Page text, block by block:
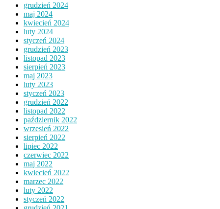
grudzień 2024
maj 2024
kwiecień 2024
luty 2024
styczeń 2024
grudzień 2023
listopad 2023
sierpień 2023
maj 2023
luty 2023
styczeń 2023
grudzień 2022
listopad 2022
październik 2022
wrzesień 2022
sierpień 2022
lipiec 2022
czerwiec 2022
maj 2022
kwiecień 2022
marzec 2022
luty 2022
styczeń 2022